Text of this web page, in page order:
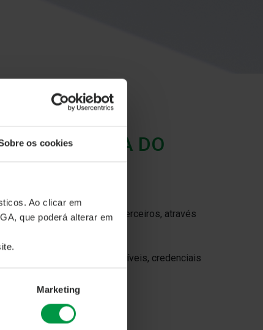
os cookies
Ao clicar em
que poderá alterar em
Marketing
INDEVIDA DO
seu nome e/ou marca por terceiros, através
IMGA.
de dados pessoais sensíveis, credenciais